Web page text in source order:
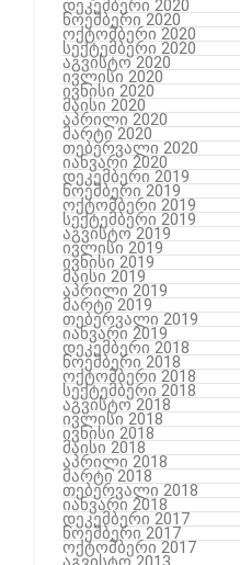
დეკემბერი 2020
ნოემბერი 2020
ოქტომბერი 2020
სექტემბერი 2020
აგვისტო 2020
ივლისი 2020
ივნისი 2020
მაისი 2020
აპრილი 2020
მარტი 2020
თებერვალი 2020
იანვარი 2020
დეკემბერი 2019
ნოემბერი 2019
ოქტომბერი 2019
სექტემბერი 2019
აგვისტო 2019
ივლისი 2019
ივნისი 2019
მაისი 2019
აპრილი 2019
მარტი 2019
თებერვალი 2019
იანვარი 2019
დეკემბერი 2018
ნოემბერი 2018
ოქტომბერი 2018
სექტემბერი 2018
აგვისტო 2018
ივლისი 2018
ივნისი 2018
მაისი 2018
აპრილი 2018
მარტი 2018
თებერვალი 2018
იანვარი 2018
დეკემბერი 2017
ნოემბერი 2017
ოქტომბერი 2017